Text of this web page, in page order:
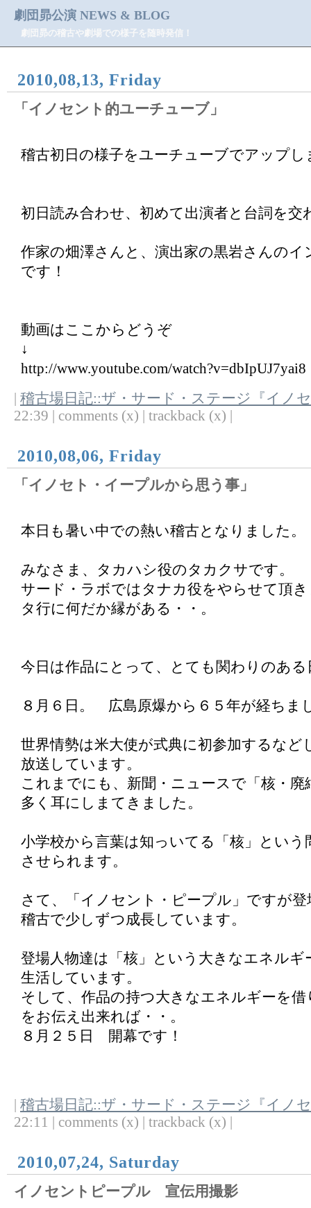
劇団昴公演 NEWS & BLOG
劇団昴の稽古や劇場での様子を随時発信！
2010,08,13, Friday
「イノセント的ユーチューブ」
稽古初日の様子をユーチューブでアップし
初日読み合わせ、初めて出演者と台詞を交
作家の畑澤さんと、演出家の黒岩さんのイ
です！
動画はここからどうぞ
↓
http://www.youtube.com/watch?v=dbIpUJ7yai8
稽古場日記::ザ・サード・ステージ『イノ
22:39 | comments (x) | trackback (x) |
2010,08,06, Friday
「イノセト・イープルから思う事」
本日も暑い中での熱い稽古となりました。
みなさま、タカハシ役のタカクサです。
サード・ラボではタナカ役をやらせて頂
タ行に何だか縁がある・・。
今日は作品にとって、とても関わりのある
８月６日。 広島原爆から６５年が経ちま
世界情勢は米大使が式典に初参加するなど
放送しています。
これまでにも、新聞・ニュースで「核・廃
多く耳にしまてきました。
小学校から言葉は知っいてる「核」という
させられます。
さて、「イノセント・ピープル」ですが登
稽古で少しずつ成長しています。
登場人物達は「核」という大きなエネルギ
生活しています。
そして、作品の持つ大きなエネルギーを
をお伝え出来れば・・。
８月２５日 開幕です！
稽古場日記::ザ・サード・ステージ『イノ
22:11 | comments (x) | trackback (x) |
2010,07,24, Saturday
イノセントピープル 宣伝用撮影